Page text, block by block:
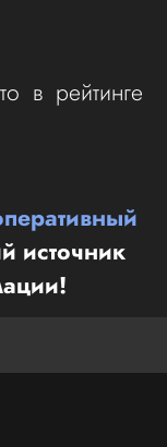
в рейтинге
источник